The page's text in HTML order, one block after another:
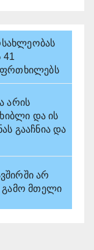
41
არის
და ის
გააჩნია და
არ
გამო მთელი